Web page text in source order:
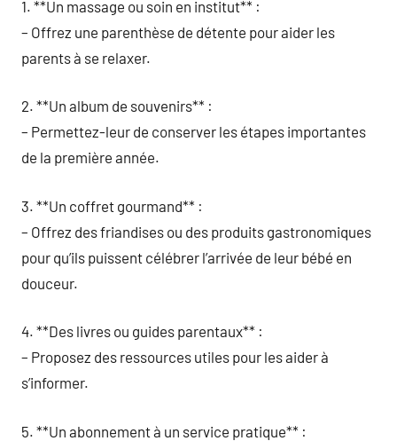
1. **Un massage ou soin en institut** :
– Offrez une parenthèse de détente pour aider les
parents à se relaxer.
2. **Un album de souvenirs** :
– Permettez-leur de conserver les étapes importantes
de la première année.
3. **Un coffret gourmand** :
– Offrez des friandises ou des produits gastronomiques
pour qu’ils puissent célébrer l’arrivée de leur bébé en
douceur.
4. **Des livres ou guides parentaux** :
– Proposez des ressources utiles pour les aider à
s’informer.
5. **Un abonnement à un service pratique** :